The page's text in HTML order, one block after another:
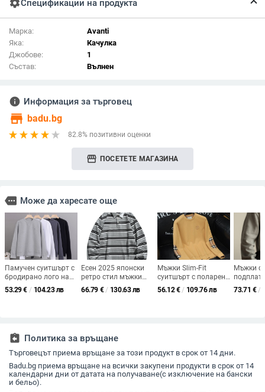
settingsСпецификации на продукта
Марка:
Avanti
Яка:
Качулка
Джобове:
1
Състав:
Вълнен
info Информация за търговец
store badu.bg
82.8% позитивни оценки
storefront ПОСЕТЕТЕ МАГАЗИНА
more Може да харесате още
Памучен суитшърт с
бродирано лого на
конче, кръгло
деколте, дълги
53.29€ / 104.23 лв
Есен 2025 японски
ретро стил мъжки
суитшърт с райета и
поло яка
66.79 € / 130.63 лв
Мъжки Slim-Fit
суитшърт с поларена
подплата, Ramie
Odell плат, висока
56.12€ / 109.76 лв
Мъжки
раглан
кръгла
73.71 € /
assignment_return Политика за връщане
Търговецът приема връщане за този продукт в срок от 14 дни.
Badu.bg приема връщане на всички закупени продукти в срок от 14
календарни дни от датата на получаване(с изключение на бански
и бельо).